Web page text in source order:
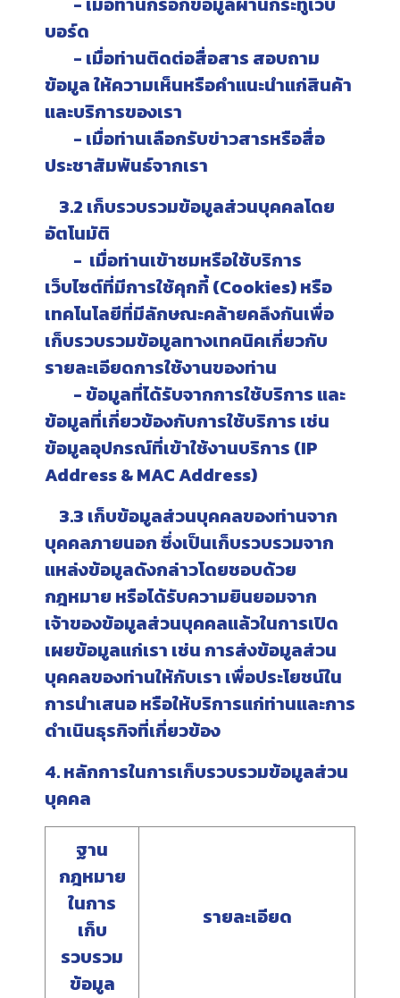
บอร์ด
- เมื่อท่านติดต่อสื่อสาร สอบถาม
ข้อมูล ให้ความเห็นหรือคำแนะนำแก่สินค้า
และบริการของเรา
- เมื่อท่านเลือกรับข่าวสารหรือสื่อ
ประชาสัมพันธ์จากเรา
3.2 เก็บรวบรวมข้อมูลส่วนบุคคลโดย
อัตโนมัติ
- เมื่อท่านเข้าชมหรือใช้บริการ
เว็บไซต์ที่มีการใช้คุกกี้ (Cookies) หรือ
เทคโนโลยีที่มีลักษณะคล้ายคลึงกันเพื่อ
เก็บรวบรวมข้อมูลทางเทคนิคเกี่ยวกับ
รายละเอียดการใช้งานของท่าน
- ข้อมูลที่ได้รับจากการใช้บริการ และ
ข้อมูลที่เกี่ยวข้องกับการใช้บริการ เช่น
ข้อมูลอุปกรณ์ที่เข้าใช้งานบริการ (IP
Address & MAC Address)
3.3 เก็บข้อมูลส่วนบุคคลของท่านจาก
บุคคลภายนอก ซึ่งเป็นเก็บรวบรวมจาก
แหล่งข้อมูลดังกล่าวโดยชอบด้วย
กฎหมาย หรือได้รับความยินยอมจาก
เจ้าของข้อมูลส่วนบุคคลแล้วในการเปิด
เผยข้อมูลแก่เรา เช่น การส่งข้อมูลส่วน
บุคคลของท่านให้กับเรา เพื่อประโยชน์ใน
การนำเสนอ หรือให้บริการแก่ท่านและการ
ดำเนินธุรกิจที่เกี่ยวข้อง
4. หลักการในการเก็บรวบรวมข้อมูลส่วน
บุคคล
ฐาน
กฎหมาย
ในการ
เก็บ
รวบรวม
ข้อมูล
รายละเอียด